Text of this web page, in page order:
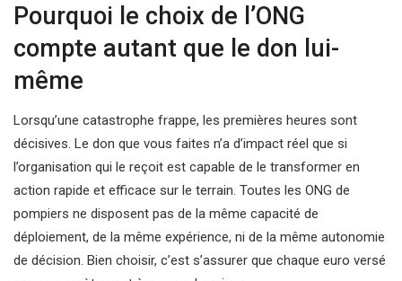
Pourquoi le choix de l’ONG
compte autant que le don lui-
même
Lorsqu’une catastrophe frappe, les premières heures sont
décisives. Le don que vous faites n’a d’impact réel que si
l’organisation qui le reçoit est capable de le transformer en
action rapide et efficace sur le terrain. Toutes les ONG de
pompiers ne disposent pas de la même capacité de
déploiement, de la même expérience, ni de la même autonomie
de décision. Bien choisir, c’est s’assurer que chaque euro versé